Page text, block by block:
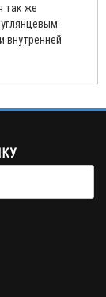
так же
внутренней